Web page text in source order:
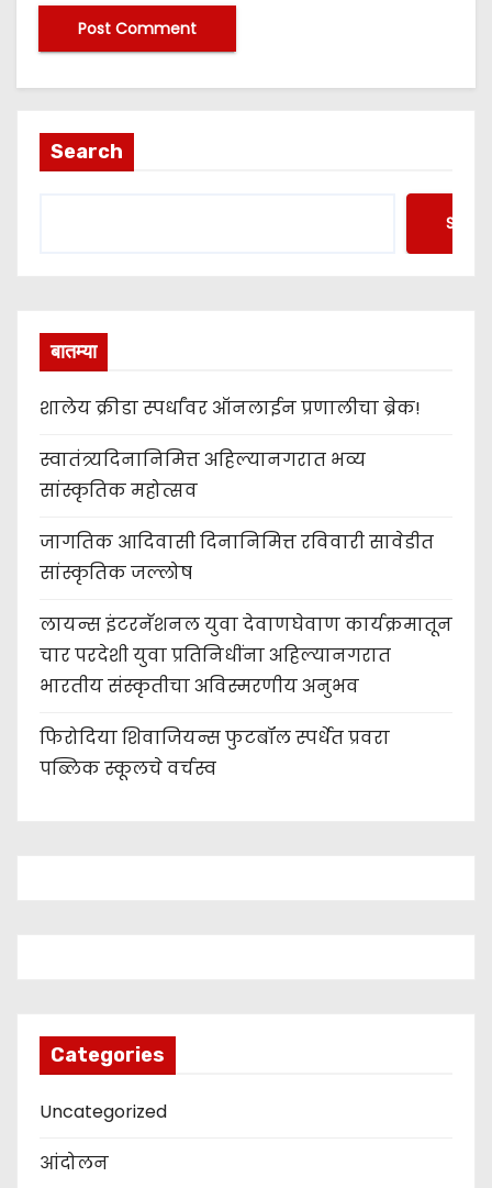
Search
बातम्या
शालेय क्रीडा स्पर्धांवर ऑनलाईन प्रणालीचा ब्रेक!
स्वातंत्र्यदिनानिमित्त अहिल्यानगरात भव्य
सांस्कृतिक महोत्सव
जागतिक आदिवासी दिनानिमित्त रविवारी सावेडीत
सांस्कृतिक जल्लोष
लायन्स इंटरनॅशनल युवा देवाणघेवाण कार्यक्रमातून
चार परदेशी युवा प्रतिनिधींना अहिल्यानगरात
भारतीय संस्कृतीचा अविस्मरणीय अनुभव
फिरोदिया शिवाजियन्स फुटबॉल स्पर्धेत प्रवरा
पब्लिक स्कूलचे वर्चस्व
Categories
Uncategorized
आंदोलन